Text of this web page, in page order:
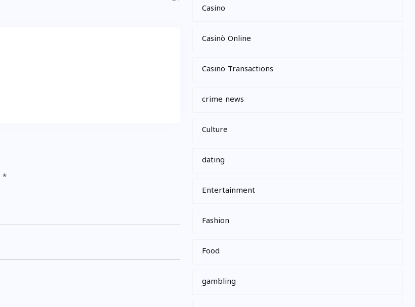
*
Casino
Casinò Online
Casino Transactions
crime news
Culture
dating
Entertainment
Fashion
Food
gambling